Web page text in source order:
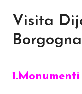
Visita